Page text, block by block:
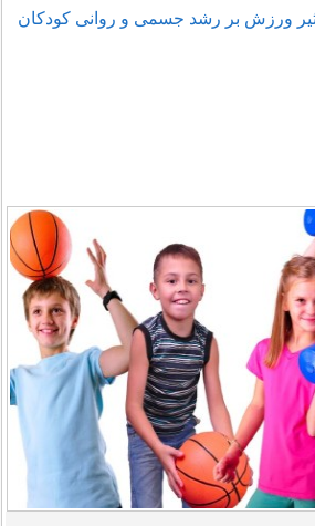
ورزش بر رشد جسمی و روانی کودکان